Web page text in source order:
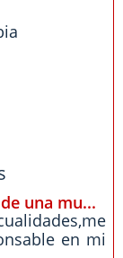
una mu...
en mi